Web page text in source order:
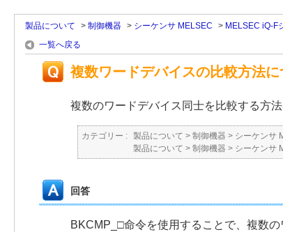
製品について > 制御機器 > シーケンサ MELSEC > MELSEC iQ-F
一覧へ戻る
複数ワードデバイスの比較方法に
複数のワードデバイス同士を比較する方
カテゴリー : 製品について > 制御機器 > シーケンサ
製品について > 制御機器 > シーケンサ
回答
BKCMP_□命令を使用することで、複数